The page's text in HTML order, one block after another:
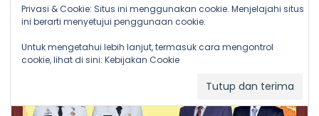
Privasi & Cookie: Situs ini menggunakan cookie. Menjelajahi situs
ini berarti menyetujui penggunaan cookie.
Untuk mengetahui lebih lanjut, termasuk cara mengontrol
cookie, lihat di sini: Kebijakan Cookie